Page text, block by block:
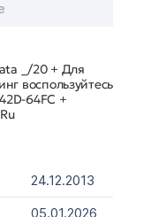
_/20 + Для
воспользуйтесь
64FC +
24.12.2013
05.01.2026